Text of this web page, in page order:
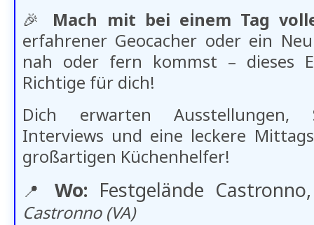
🎉 Mach mit bei einem Tag
erfahrener Geocacher oder ein
nah oder fern kommst – dieses
Richtige für dich!
Dich erwarten Ausstellungen,
Interviews und eine leckere
großartigen Küchenhelfer!
📍 Wo: Festgelände
Castronno (VA)